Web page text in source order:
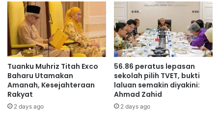
a
n
d
P
a
r
c
e
l
C
h
m
a
h
K
a
m
p
u
n
g
Tuanku Muhriz Titah Exco
Baharu Utamakan
Amanah, Kesejahteraan
Rakyat
2 days ago
56.86 peratus lepasan
sekolah pilih TVET, bukti
laluan semakin diyakini:
Ahmad Zahid
2 days ago